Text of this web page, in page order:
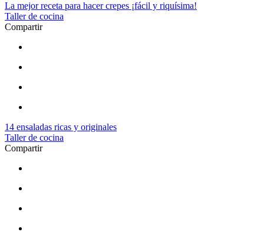
La mejor receta para hacer crepes ¡fácil y riquísima!
Taller de cocina
Compartir
14 ensaladas ricas y originales
Taller de cocina
Compartir